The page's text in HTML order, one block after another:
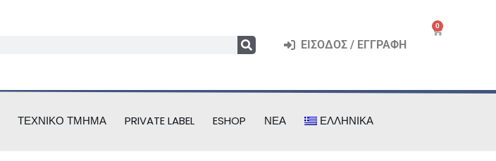
ΕΊΣΟΔΟΣ / ΕΓΓΡΑΦΉ
0
ΤΕΧΝΙΚΌ ΤΜΉΜΑ PRIVATE LABEL ESHOP ΝΈΑ ΕΛΛΗΝΙΚΆ